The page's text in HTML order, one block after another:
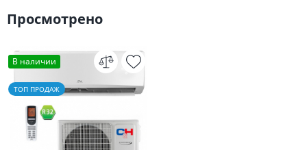
Просмотрено
В наличии
ТОП ПРОДАЖ